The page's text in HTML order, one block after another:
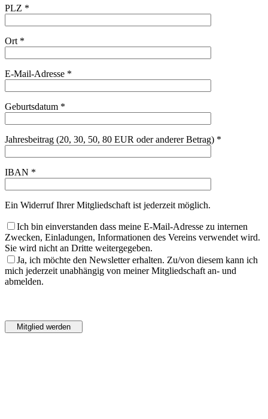
PLZ *
Ort *
E-Mail-Adresse *
Geburtsdatum *
Jahresbeitrag (20, 30, 50, 80 EUR oder anderer Betrag) *
IBAN *
Ein Widerruf Ihrer Mitgliedschaft ist jederzeit möglich.
Ich bin einverstanden dass meine E-Mail-Adresse zu internen
Zwecken, Einladungen, Informationen des Vereins verwendet wird.
Sie wird nicht an Dritte weitergegeben.
Ja, ich möchte den Newsletter erhalten. Zu/von diesem kann ich
mich jederzeit unabhängig von meiner Mitgliedschaft an- und
abmelden.
dieses
Feld
lasse
dieses